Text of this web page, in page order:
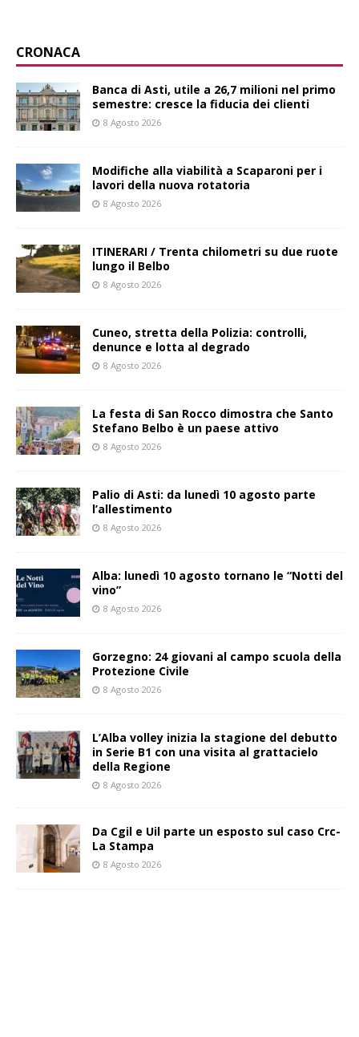
CRONACA
Banca di Asti, utile a 26,7 milioni nel primo
semestre: cresce la fiducia dei clienti
8 Agosto 2026
Modifiche alla viabilità a Scaparoni per i
lavori della nuova rotatoria
8 Agosto 2026
ITINERARI / Trenta chilometri su due ruote
lungo il Belbo
8 Agosto 2026
Cuneo, stretta della Polizia: controlli,
denunce e lotta al degrado
8 Agosto 2026
La festa di San Rocco dimostra che Santo
Stefano Belbo è un paese attivo
8 Agosto 2026
Palio di Asti: da lunedì 10 agosto parte
l’allestimento
8 Agosto 2026
Alba: lunedì 10 agosto tornano le “Notti del
vino”
8 Agosto 2026
Gorzegno: 24 giovani al campo scuola della
Protezione Civile
8 Agosto 2026
L’Alba volley inizia la stagione del debutto
in Serie B1 con una visita al grattacielo
della Regione
8 Agosto 2026
Da Cgil e Uil parte un esposto sul caso Crc-
La Stampa
8 Agosto 2026